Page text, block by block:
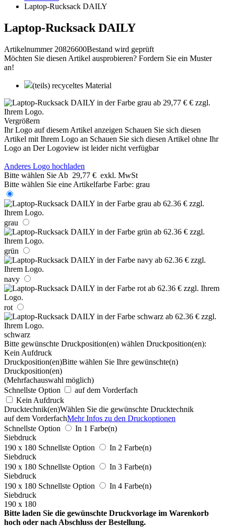
Laptop-Rucksack DAILY
Laptop-Rucksack DAILY
Artikelnummer 20826600Bestand wird geprüft
Möchten Sie diesen Artikel ausprobieren? Fordern Sie ein Muster
an!
(teils) recyceltes Material
Vergrößern
Ihr Logo auf diesem Artikel anzeigen Schauen Sie sich diesen
Artikel mit Ihrem Logo an Schauen Sie sich diesen Artikel ohne Ihr
Logo an Der Logoview ist leider nicht verfügbar
Anderes Logo hochladen
Bitte wählen Sie Ab 29,77 € exkl. MwSt
Bitte wählen Sie eine Artikelfarbe Farbe: grau
grau
grün
navy
rot
schwarz
Bitte gewünschte Druckposition(en) wählen Druckposition(en):
Kein Aufdruck
Druckposition(en)Bitte wählen Sie Ihre gewünschte(n)
Druckposition(en)
(Mehrfachauswahl möglich)
Schnellste Option
auf dem Vorderfach
Kein Aufdruck
Drucktechnik(en)Wählen Sie die gewünschte Drucktechnik
auf dem VorderfachMehr Infos zu den Druckoptionen
Schnellste Option
In 1 Farbe(n)
Siebdruck
190 x 180 Schnellste Option
In 2 Farbe(n)
Siebdruck
190 x 180 Schnellste Option
In 3 Farbe(n)
Siebdruck
190 x 180 Schnellste Option
In 4 Farbe(n)
Siebdruck
190 x 180
Bitte laden Sie die gewünschte Druckvorlage im Warenkorb
hoch oder nach Abschluss der Bestellung.